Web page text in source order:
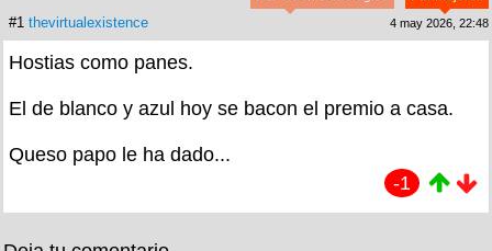
#1 thevirtualexistence 4 may 2026, 22:48
Hostias como panes.
El de blanco y azul hoy se bacon el premio a casa.
Queso papo le ha dado...
-1